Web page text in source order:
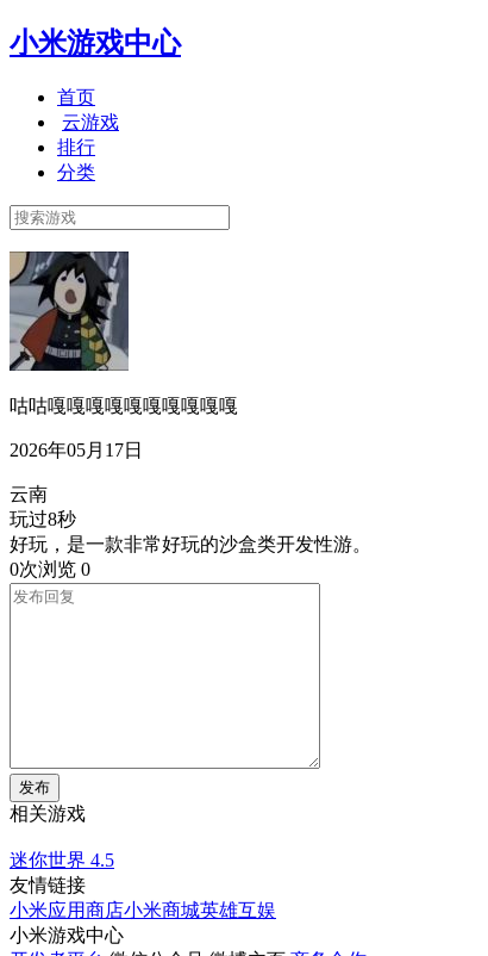
小米游戏中心
首页
云游戏
排行
分类
咕咕嘎嘎嘎嘎嘎嘎嘎嘎嘎嘎
2026年05月17日
云南
玩过8秒
好玩，是一款非常好玩的沙盒类开发性游。
0次浏览 0
发布
相关游戏
迷你世界 4.5
友情链接
小米应用商店小米商城英雄互娱
小米游戏中心